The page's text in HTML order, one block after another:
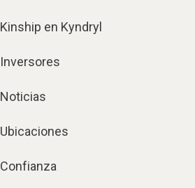
Kinship en Kyndryl
Inversores
Noticias
Ubicaciones
Confianza